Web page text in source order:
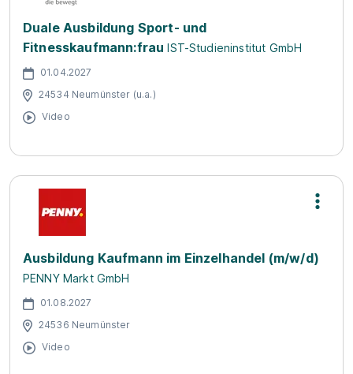
Duale Ausbildung Sport- und
Fitnesskaufmann:frau IST-Studieninstitut GmbH
01.04.2027
24534 Neumünster (u.a.)
Video
Ausbildung Kaufmann im Einzelhandel (m/w/d)
PENNY Markt GmbH
01.08.2027
24536 Neumünster
Video